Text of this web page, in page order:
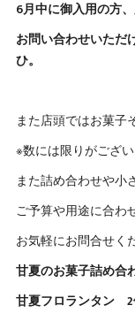
6月中に御入用の方
お問い合わせいただ
ひ。
また店頭ではお菓子
※数には限りがござ
また詰め合わせや小
ご予算や用途に合わ
お気軽にお問合せく
甘夏のお菓子詰め合
甘夏フロランタン